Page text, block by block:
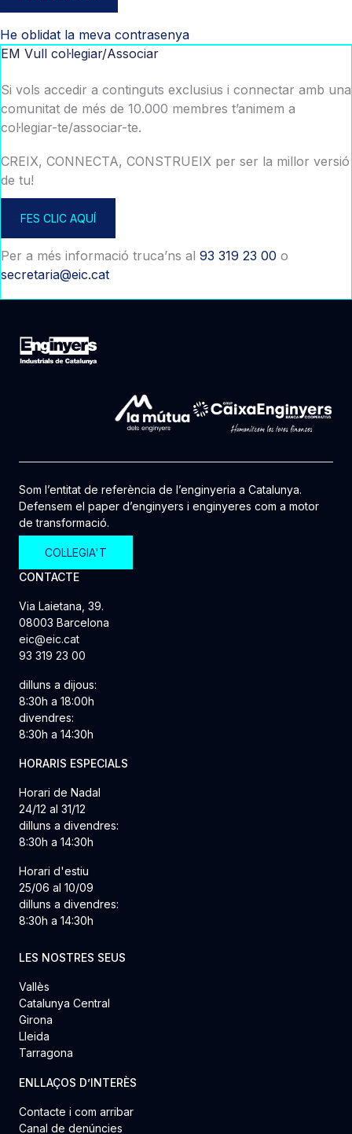
He oblidat la meva contrasenya
EM Vull col·legiar/Associar
Si vols accedir a continguts exclusius i connectar amb una
comunitat de més de 10.000 membres t’animem a
col·legiar-te/associar-te.
CREIX, CONNECTA, CONSTRUEIX per ser la millor versió
de tu!
FES CLIC AQUÍ
Per a més informació truca’ns al 93 319 23 00 o
secretaria@eic.cat
Som l’entitat de referència de l’enginyeria a Catalunya.
Defensem el paper d’enginyers i enginyeres com a motor
de transformació.
COL·LEGIA'T
CONTACTE
Via Laietana, 39.
08003 Barcelona
eic@eic.cat
93 319 23 00
dilluns a dijous:
8:30h a 18:00h
divendres:
8:30h a 14:30h
HORARIS ESPECIALS
Horari de Nadal
24/12 al 31/12
dilluns a divendres:
8:30h a 14:30h
Horari d'estiu
25/06 al 10/09
dilluns a divendres:
8:30h a 14:30h
LES NOSTRES SEUS
Vallès
Catalunya Central
Girona
Lleida
Tarragona
ENLLAÇOS D’INTERÈS
Contacte i com arribar
Canal de denúncies